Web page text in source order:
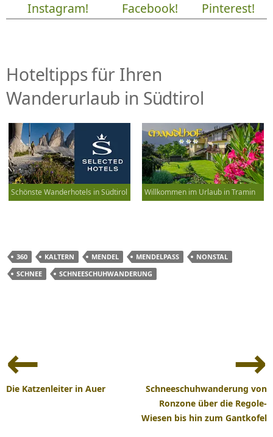
Instagram! Facebook! Pinterest!
Hoteltipps für Ihren
Wanderurlaub in Südtirol
Schönste Wanderhotels in Südtirol Willkommen im Urlaub in Tramin
360 KALTERN MENDEL MENDELPASS
NONSTAL
SCHNEE
SCHNEESCHUHWANDERUNG
Navigation
Die Katzenleiter in Auer
Schneeschuhwanderung von
Ronzone über die Regole-
Wiesen bis hin zum Gantkofel